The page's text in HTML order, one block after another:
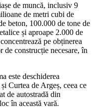
de muncă, inclusiv 9
de metri cubi de
beton, 100.000 de tone de
și aproape 2.000 de
pe obținerea
construcție necesare, în
este deschiderea
Curtea de Argeș, ceea ce
de autostradă din
în această vară.